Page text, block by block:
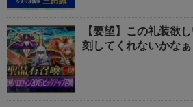
【要望】この礼装欲
刻してくれないかなぁ